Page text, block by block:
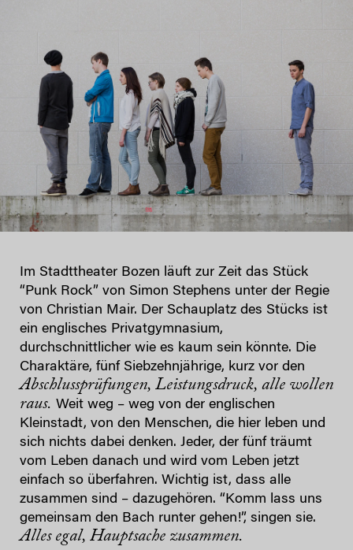
Im Stadttheater Bozen läuft zur Zeit das Stück
“Punk Rock” von Simon Stephens unter der Regie
von Christian Mair. Der Schauplatz des Stücks ist
ein englisches Privatgymnasium,
durchschnittlicher wie es kaum sein könnte. Die
Charaktäre, fünf Siebzehnjährige, kurz vor den
Abschlussprüfungen, Leistungsdruck, alle wollen
raus. Weit weg – weg von der englischen
Kleinstadt, von den Menschen, die hier leben und
sich nichts dabei denken. Jeder, der fünf träumt
vom Leben danach und wird vom Leben jetzt
einfach so überfahren. Wichtig ist, dass alle
zusammen sind – dazugehören. “Komm lass uns
gemeinsam den Bach runter gehen!”, singen sie.
Alles egal, Hauptsache zusammen.